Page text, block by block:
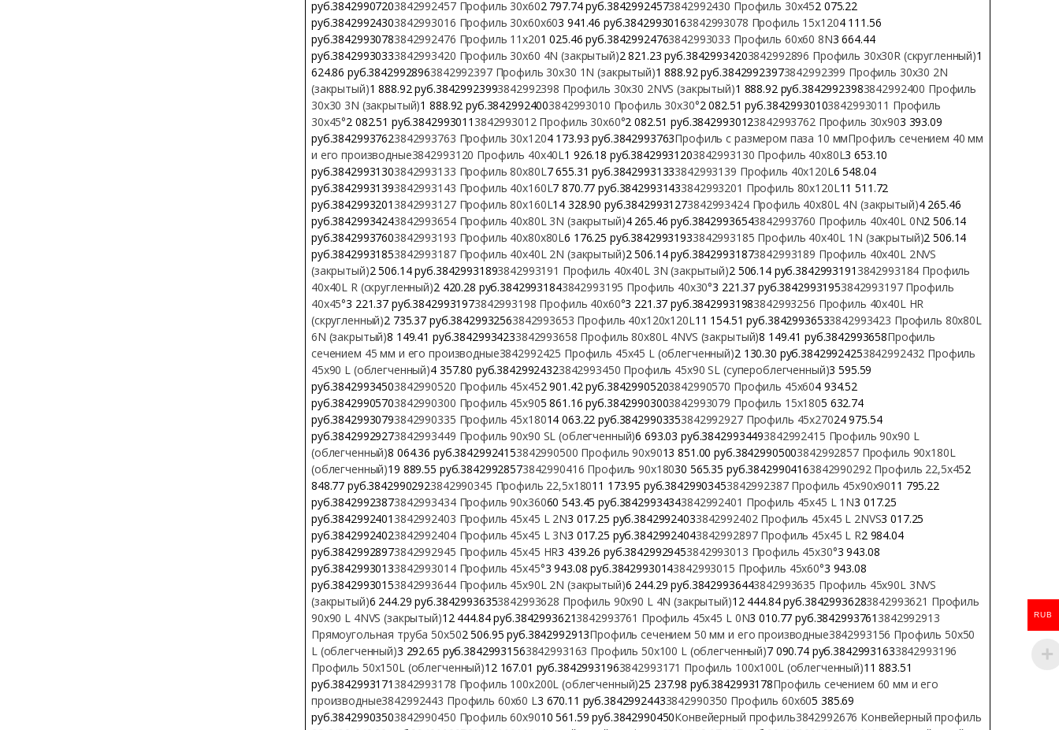
руб.38429907203842992457 Профиль 30х602 797.74 руб.38429924573842992430 Профиль 30х452 075.22
руб.38429924303842993016 Профиль 30х60х603 941.46 руб.38429930163842993078 Профиль 15х1204 111.56
руб.38429930783842992476 Профиль 11х201 025.46 руб.38429924763842993033 Профиль 60х60 8N3 664.44
руб.38429930333842993420 Профиль 30х60 4N (закрытый)2 821.23 руб.38429934203842992896 Профиль 30х30R (скругленный)1
624.86 руб.38429928963842992397 Профиль 30х30 1N (закрытый)1 888.92 руб.38429923973842992399 Профиль 30х30 2N
(закрытый)1 888.92 руб.38429923993842992398 Профиль 30х30 2NVS (закрытый)1 888.92 руб.38429923983842992400 Профиль
30х30 3N (закрытый)1 888.92 руб.38429924003842993010 Профиль 30х30°2 082.51 руб.38429930103842993011 Профиль
30х45°2 082.51 руб.3842993011 3842993012 Профиль 30х60°2 082.51 руб.38429930123842993762 Профиль 30х903 393.09
руб.38429937623842993763 Профиль 30х1204 173.93 руб.3842993763Профиль с размером паза 10 ммПрофиль сечением 40 мм
и его производные3842993120 Профиль 40х40L1 926.18 руб.38429931203842993130 Профиль 40х80L3 653.10
руб.38429931303842993133 Профиль 80х80L7 655.31 руб.38429931333842993139 Профиль 40х120L6 548.04
руб.38429931393842993143 Профиль 40х160L7 870.77 руб.38429931433842993201 Профиль 80х120L11 511.72
руб.3842993201 3842993127 Профиль 80х160L14 328.90 руб.38429931273842993424 Профиль 40х80L 4N (закрытый)4 265.46
руб.38429934243842993654 Профиль 40х80L 3N (закрытый)4 265.46 руб.38429936543842993760 Профиль 40х40L 0N2 506.14
руб.38429937603842993193 Профиль 40х80х80L6 176.25 руб.38429931933842993185 Профиль 40х40L 1N (закрытый)2 506.14
руб.38429931853842993187 Профиль 40х40L 2N (закрытый)2 506.14 руб.38429931873842993189 Профиль 40х40L 2NVS
(закрытый)2 506.14 руб.38429931893842993191 Профиль 40х40L 3N (закрытый)2 506.14 руб.3842993191 3842993184 Профиль
40х40L R (скругленный)2 420.28 руб.38429931843842993195 Профиль 40х30°3 221.37 руб.38429931953842993197 Профиль
40х45°3 221.37 руб.38429931973842993198 Профиль 40х60°3 221.37 руб.38429931983842993256 Профиль 40х40L HR
(скругленный)2 735.37 руб.38429932563842993653 Профиль 40х120х120L11 154.51 руб.38429936533842993423 Профиль 80х80L
6N (закрытый)8 149.41 руб.38429934233842993658 Профиль 80х80L 4NVS (закрытый)8 149.41 руб.3842993658Профиль
сечением 45 мм и его производные3842992425 Профиль 45х45 L (облегченный)2 130.30 руб.38429924253842992432 Профиль
45х90 L (облегченный)4 357.80 руб.38429924323842993450 Профиль 45х90 SL (супероблегченный)3 595.59
руб.38429934503842990520 Профиль 45х452 901.42 руб.38429905203842990570 Профиль 45х604 934.52
руб.38429905703842990300 Профиль 45х905 861.16 руб.38429903003842993079 Профиль 15х1805 632.74
руб.38429930793842990335 Профиль 45х18014 063.22 руб.38429903353842992927 Профиль 45х27024 975.54
руб.38429929273842993449 Профиль 90х90 SL (облегченный)6 693.03 руб.38429934493842992415 Профиль 90х90 L
(облегченный)8 064.36 руб.38429924153842990500 Профиль 90х9013 851.00 руб.38429905003842992857 Профиль 90х180L
(облегченный)19 889.55 руб.38429928573842990416 Профиль 90х18030 565.35 руб.38429904163842990292 Профиль 22,5х452
848.77 руб.38429902923842990345 Профиль 22,5х18011 173.95 руб.38429903453842992387 Профиль 45х90х9011 795.22
руб.38429923873842993434 Профиль 90х36060 543.45 руб.38429934343842992401 Профиль 45х45 L 1N3 017.25
руб.3842992401 3842992403 Профиль 45х45 L 2N3 017.25 руб.38429924033842992402 Профиль 45х45 L 2NVS3 017.25
руб.38429924023842992404 Профиль 45х45 L 3N3 017.25 руб.38429924043842992897 Профиль 45х45 L R2 984.04
руб.38429928973842992945 Профиль 45х45 HR3 439.26 руб.38429929453842993013 Профиль 45х30°3 943.08
руб.38429930133842993014 Профиль 45х45°3 943.08 руб.38429930143842993015 Профиль 45х60°3 943.08
руб.38429930153842993644 Профиль 45х90L 2N (закрытый)6 244.29 руб.38429936443842993635 Профиль 45х90L 3NVS
(закрытый)6 244.29 руб.38429936353842993628 Профиль 90х90 L 4N (закрытый)12 444.84 руб.38429936283842993621 Профиль
90х90 L 4NVS (закрытый)12 444.84 руб.38429936213842993761 Профиль 45х45 L 0N3 010.77 руб.3842993761 3842992913
Прямоугольная труба 50х502 506.95 руб.3842992913Профиль сечением 50 мм и его производные3842993156 Профиль 50х50
L (облегченный)3 292.65 руб.38429931563842993163 Профиль 50х100 L (облегченный)7 090.74 руб.38429931633842993196
Профиль 50х150L (облегченный)12 167.01 руб.38429931963842993171 Профиль 100х100L (облегченный)11 883.51
руб.3842993171 3842993178 Профиль 100х200L (облегченный)25 237.98 руб.3842993178Профиль сечением 60 мм и его
производные3842992443 Профиль 60х60 L3 670.11 руб.38429924433842990350 Профиль 60х605 385.69
руб.38429903503842990450 Профиль 60х9010 561.59 руб.3842990450Конвейерный профиль3842992676 Конвейерный профиль
RUB